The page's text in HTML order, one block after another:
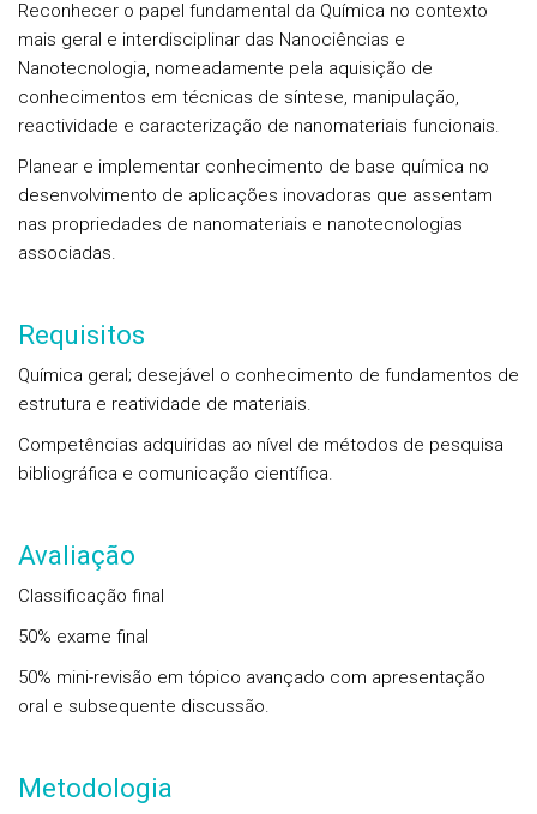
Reconhecer o papel fundamental da Química no contexto
mais geral e interdisciplinar das Nanociências e
Nanotecnologia, nomeadamente pela aquisição de
conhecimentos em técnicas de síntese, manipulação,
reactividade e caracterização de nanomateriais funcionais.
Planear e implementar conhecimento de base química no
desenvolvimento de aplicações inovadoras que assentam
nas propriedades de nanomateriais e nanotecnologias
associadas.
Requisitos
Química geral; desejável o conhecimento de fundamentos de
estrutura e reatividade de materiais.
Competências adquiridas ao nível de métodos de pesquisa
bibliográfica e comunicação científica.
Avaliação
Classificação final
50% exame final
50% mini-revisão em tópico avançado com apresentação
oral e subsequente discussão.
Metodologia